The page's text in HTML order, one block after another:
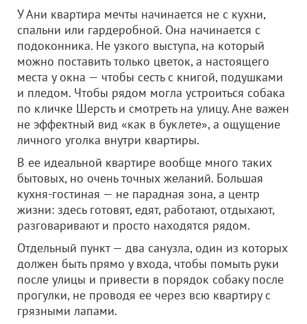
У Ани квартира мечты начинается не с кухни,
спальни или гардеробной. Она начинается с
подоконника. Не узкого выступа, на который
можно поставить только цветок, а настоящего
места у окна — чтобы сесть с книгой, подушками
и пледом. Чтобы рядом могла устроиться собака
по кличке Шерсть и смотреть на улицу. Ане важен
не эффектный вид «как в буклете», а ощущение
личного уголка внутри квартиры.
В ее идеальной квартире вообще много таких
бытовых, но очень точных желаний. Большая
кухня-гостиная — не парадная зона, а центр
жизни: здесь готовят, едят, работают, отдыхают,
разговаривают и просто находятся рядом.
Отдельный пункт — два санузла, один из которых
должен быть прямо у входа, чтобы помыть руки
после улицы и привести в порядок собаку после
прогулки, не проводя ее через всю квартиру с
грязными лапами.